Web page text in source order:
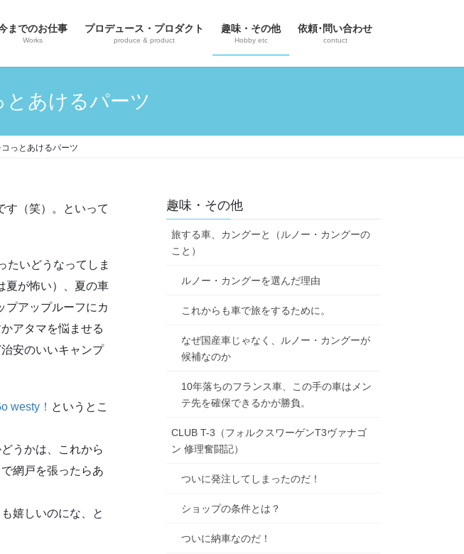
までのお仕事
Works
プロデュース・プロダクト
produce & product
趣味・その他
Hobby etc
依頼･問い合わせ
contuct
とあけるパーツ
っとあけるパーツ
す（笑）。といって
たいどうなってしま
夏が怖い）、夏の車
プアップルーフにカ
アタマを悩ませる
安のいいキャンプ
westy！ というとこ
うかは、これから
網戸を張ったらあ
嬉しいのにな、と
趣味・その他
旅する車、カングーと（ルノー・カングーの
こと）
ルノー・カングーを選んだ理由
これからも車で旅をするために。
なぜ国産車じゃなく、ルノー・カングーが
候補なのか
10年落ちのフランス車、この手の車はメン
テ先を確保できるかが勝負。
CLUB T-3（フォルクスワーゲンT3ヴァナゴ
ン 修理奮闘記）
ついに発注してしまったのだ！
ショップの条件とは？
ついに納車なのだ！